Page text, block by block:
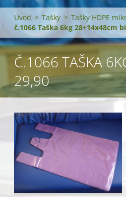
Úvod > Tašky > Tašky HDPE
č.1066 Taška 6kg 28+14x48cm
Č.1066 TAŠKA
29,90